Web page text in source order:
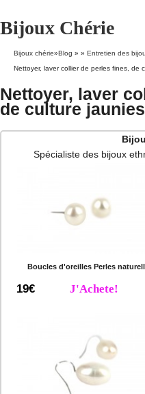
Bijoux Chérie
Bijoux chérie»Blog » » Entretien des
Nettoyer, laver collier de perles fines, de
Nettoyer, laver
de culture jaunies
Spécialiste des bijoux
Boucles d'oreilles Perles
19€ J'Achete!